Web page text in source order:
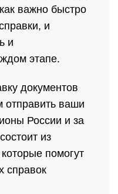
важно быстро
и
и
этапе.
документов
ваши
России и за
из
помогут
справок